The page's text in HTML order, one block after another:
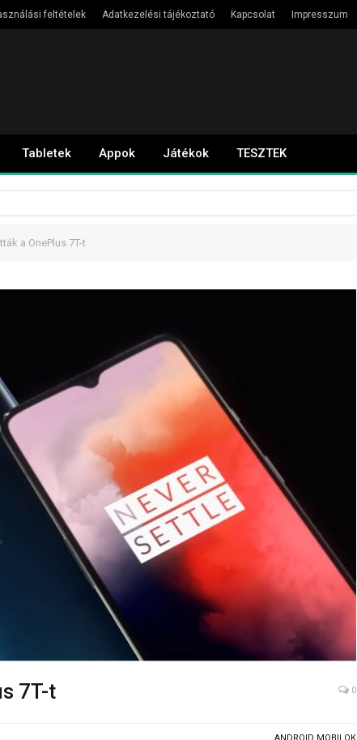
feltételek Adatkezelési tájékoztató Kapcsolat Impresszum
Tabletek Appok Játékok TESZTEK
a OnePlus 7T-t
7T-t 0